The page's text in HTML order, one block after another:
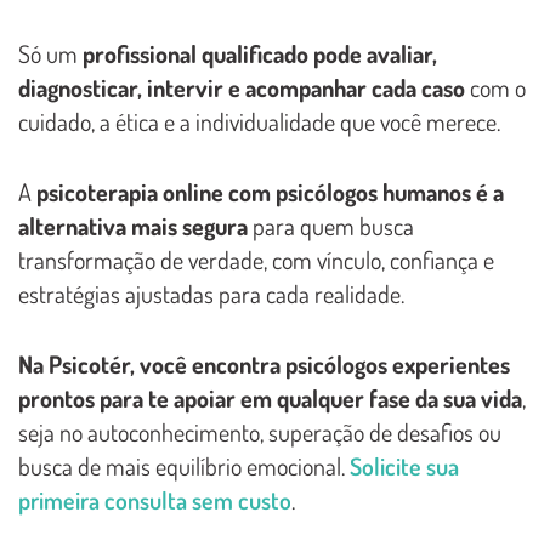
Só um profissional qualificado pode avaliar,
diagnosticar, intervir e acompanhar cada casocom o
cuidado, a ética e a individualidade que você merece.
A psicoterapia online com psicólogos humanos é a
alternativa mais segurapara quem busca
transformação de verdade, com vínculo, confiança e
estratégias ajustadas para cada realidade.
Na Psicotér, você encontra psicólogos experientes
prontos para te apoiar em qualquer fase da sua vida,
seja no autoconhecimento, superação de desafios ou
busca de mais equilíbrio emocional.Solicite sua
primeira consulta sem custo.